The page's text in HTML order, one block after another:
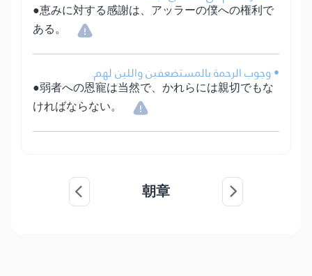
●恵みに対する感謝は、アッラーの僕への権利で
ある。
• وجوب الرحمة بالمستضعفين واللين لهم.
●弱者への恩寵は当然で、かれらには親切でもな
ければならない。
朝章